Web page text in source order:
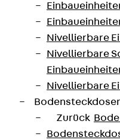
Nivellierbare
Nivellierbare
Nivellierbare
Zurück